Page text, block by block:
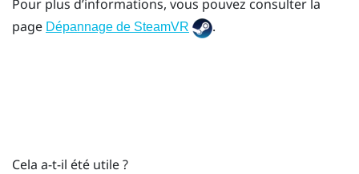
Pour plus d’informations, vous pouvez consulter la
page Dépannage de SteamVR .
Cela a-t-il été utile ?